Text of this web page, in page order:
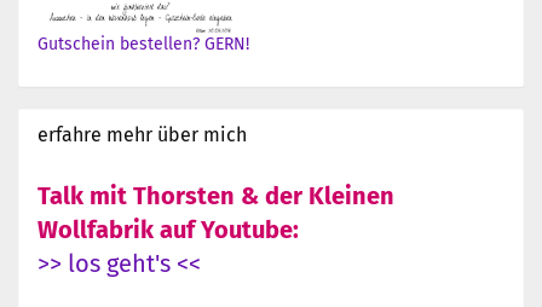
Gutschein bestellen? GERN!
erfahre mehr über mich
Talk mit Thorsten & der Kleinen
Wollfabrik auf Youtube:
>> los geht's <<